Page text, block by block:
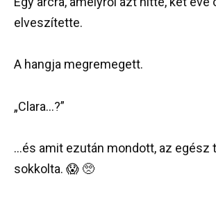
elveszítette.
A hangja megremegett.
„Clara…?”
…és amit ezután mondott, az egész
sokkolta. 😱 🥺